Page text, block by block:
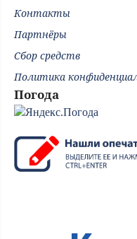
Контакты
Партнёры
Сбор средств
Политика
Погода